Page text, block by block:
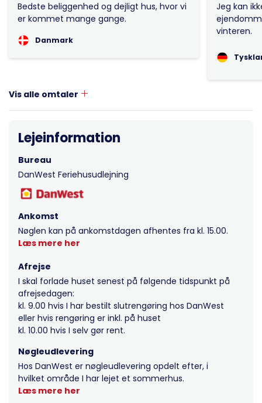
Bedste beliggenhed og dejligt hus, hvor vi
er kommet mange gange.
Danmark
Jeg kan
vinteren.
Vis alle omtaler
Lejeinformation
Bureau
DanWest Feriehusudlejning
Ankomst
Nøglen kan på ankomstdagen afhentes fra kl. 15.00.
Læs mere her
Afrejse
I skal forlade huset senest på følgende tidspunkt på
afrejsedagen:
kl. 9.00 hvis I har bestilt slutrengøring hos DanWest
eller hvis rengøring er inkl. på huset
kl. 10.00 hvis I selv gør rent.
Nøgleudlevering
Hos DanWest er nøgleudlevering opdelt efter, i
hvilket område I har lejet et sommerhus.
Læs mere her